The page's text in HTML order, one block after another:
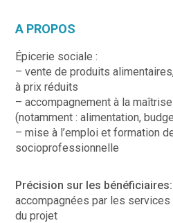
A PROPOS
Épicerie sociale :
– vente de produits
à prix réduits
– accompagnement à la
(notamment : alimentation,
– mise à l’emploi et formation
socioprofessionnelle
Précision sur les bénéficiaires:
accompagnées par les
du projet